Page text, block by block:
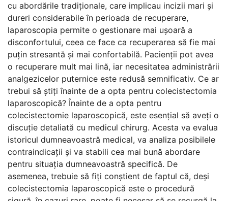
cu abordările tradiționale, care implicau incizii mari și
dureri considerabile în perioada de recuperare,
laparoscopia permite o gestionare mai ușoară a
disconfortului, ceea ce face ca recuperarea să fie mai
puțin stresantă și mai confortabilă. Pacienții pot avea
o recuperare mult mai lină, iar necesitatea administrării
analgezicelor puternice este redusă semnificativ. Ce ar
trebui să știți înainte de a opta pentru colecistectomia
laparoscopică? Înainte de a opta pentru
colecistectomie laparoscopică, este esențial să aveți o
discuție detaliată cu medicul chirurg. Acesta va evalua
istoricul dumneavoastră medical, va analiza posibilele
contraindicații și va stabili cea mai bună abordare
pentru situația dumneavoastră specifică. De
asemenea, trebuie să fiți conștient de faptul că, deși
colecistectomia laparoscopică este o procedură